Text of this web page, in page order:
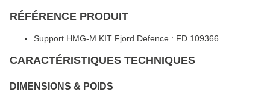
RÉFÉRENCE PRODUIT
Support HMG-M KIT Fjord Defence : FD.109366
CARACTÉRISTIQUES TECHNIQUES
DIMENSIONS & POIDS